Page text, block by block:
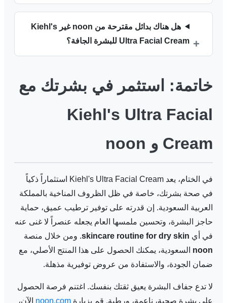
هل هناك بدائل مقترحة من noon غير Kiehl's
Ultra Facial Cream للبشرة الجافة؟
خاتمة: استثمر في بشرتك مع
Kiehl's Ultra Facial
Cream و noon
في الختام، يعد Kiehl's Ultra Facial Cream استثماراً ذكياً
في صحة بشرتك، خاصة في ظل الظروف المناخية بالمملكة
العربية السعودية. إن قدرته على توفير ترطيب عميق، حماية
حاجز البشرة، وتحسين ملمسها العام يجعله عنصراً لا غنى عنه
في أي skincare routine for dry skin. ومن خلال منصة
noon السعودية، يمكنك الحصول على هذا المنتج الأصلي، مع
ضمان الجودة، والاستفادة من عروض توفيرية مذهلة.
لا تدع جفاف البشرة يعيق ثقتك بنفسك. اغتنم فرصة الحصول
على بشرة صحية، ناعمة، ورطبة. قم بزيارة noon.com الآن،